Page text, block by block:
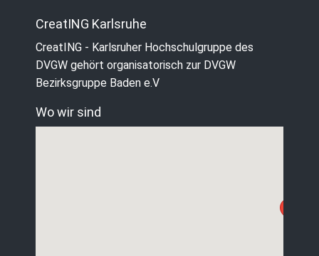
CreatING Karlsruhe
CreatING - Karlsruher Hochschulgruppe des
DVGW gehört organisatorisch zur DVGW
Bezirksgruppe Baden e.V
Wo wir sind